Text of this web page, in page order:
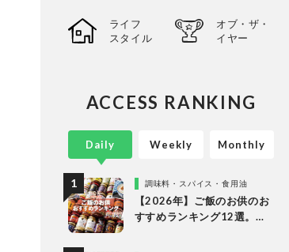
ライフ
スタイル
オブ・ザ・
イヤー
ACCESS RANKING
Daily
調味料・スパイス・食用油
【2026年】ご飯のお供のお
すすめランキング12選。
Weekly Monthly